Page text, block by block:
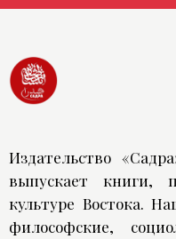
Издательство
выпускает книги,
культуре Востока.
философские,